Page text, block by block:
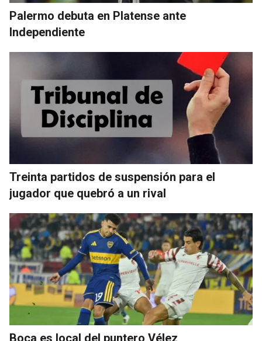
Palermo debuta en Platense ante
Independiente
Treinta partidos de suspensión para el
jugador que quebró a un rival
Boca es local del puntero Vélez